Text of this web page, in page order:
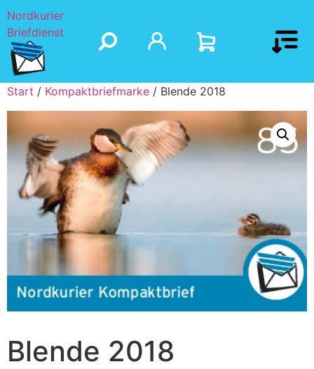
Nordkurier
Briefdienst
Start / Kompaktbriefmarke / Blende 2018
Blende 2018